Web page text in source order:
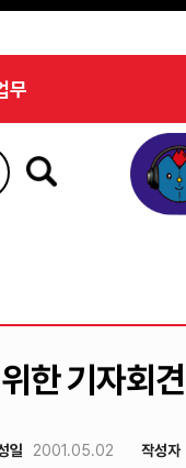
무
한 기자회견
일 2001.05.02 작성자